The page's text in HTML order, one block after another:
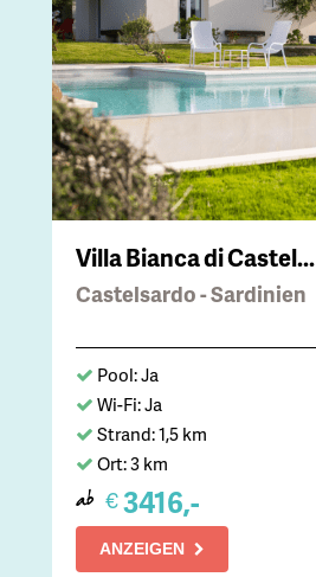
Villa Bianca di Castel...
Castelsardo - Sardinien
Pool: Ja
Wi-Fi: Ja
Strand: 1,5 km
Ort: 3 km
ab €3416,-
ANZEIGEN